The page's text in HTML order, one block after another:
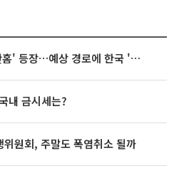
태풍 '돌핀' 이어 '찬홈' 등장…예상 경로에 한국 '한숨'
내 금시세는?
원회, 주말도 폭염취소 될까